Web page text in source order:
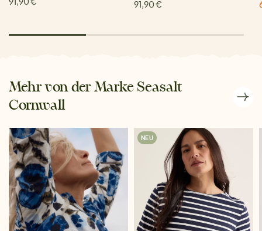
91,90 €
Mehr von der Marke Seasalt
Cornwall
NEU